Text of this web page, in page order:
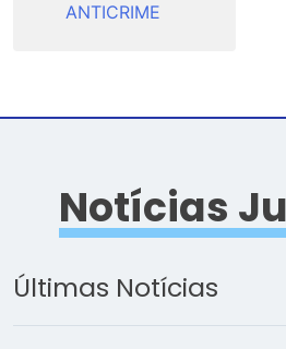
ANTICRIME
Notícias
Últimas Notícias